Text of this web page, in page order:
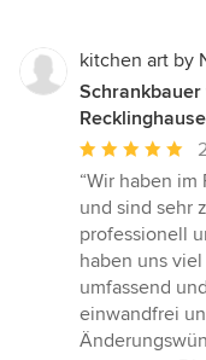
kitchen art by
Bewertung:
5
von
5
Sternen
“Wir haben
und sind sehr
professionell
haben uns
umfassend
einwandfrei